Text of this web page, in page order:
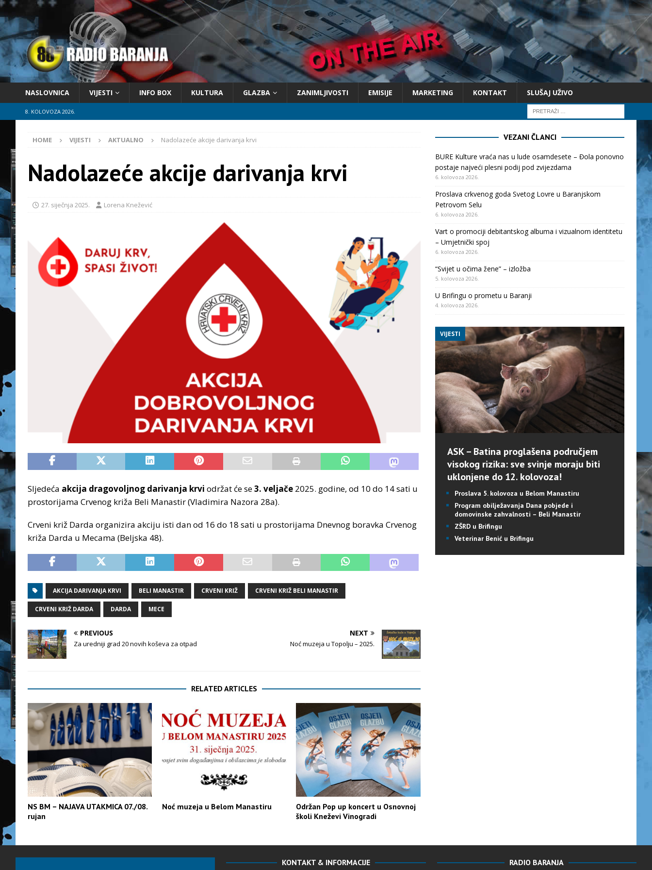
NASLOVNICA VIJESTI INFO BOX KULTURA GLAZBA ZANIMLJIVOSTI EMISIJE MARKETING KONTAKT SLUŠAJ UŽIVO
8. KOLOVOZA 2026.
HOME VIJESTI AKTUALNO Nadolazeće akcije darivanja krvi
Nadolazeće akcije darivanja krvi
27. siječnja 2025. Lorena Knežević
Sljedeća akcija dragovoljnog darivanja krvi održat će se3. veljače 2025. godine, od 10 do 14 sati u
prostorijama Crvenog križa Beli Manastir (Vladimira Nazora 28a).
Crveni križ Darda organizira akciju isti dan od 16 do 18 sati u prostorijama Dnevnog boravka Crvenog
križa Darda u Mecama (Beljska 48).
AKCIJA DARIVANJA KRVI BELI MANASTIR CRVENI KRIŽ CRVENI KRIŽ BELI MANASTIR
CRVENI KRIŽ DARDA DARDA MECE
PREVIOUS
Za uredniji grad 20 novih koševa za otpad
NEXT
Noć muzeja u Topolju – 2025.
RELATED ARTICLES
NS BM – NAJAVA UTAKMICA 07./08.
rujan
Noć muzeja u Belom Manastiru
Održan Pop up koncert u Osnovnoj
školi Kneževi Vinogradi
VEZANI ČLANCI
BURE Kulture vraća nas u lude osamdesete – Đola ponovno
postaje najveći plesni podij pod zvijezdama
6. kolovoza 2026.
Proslava crkvenog goda Svetog Lovre u Baranjskom
Petrovom Selu
6. kolovoza 2026.
Vart o promociji debitantskog albuma i vizualnom identitetu
– Umjetnički spoj
6. kolovoza 2026.
“Svijet u očima žene” – izložba
5. kolovoza 2026.
U Brifingu o prometu u Baranji
4. kolovoza 2026.
VIJESTI
ASK – Batina proglašena područjem
visokog rizika: sve svinje moraju biti
uklonjene do 12. kolovoza!
Proslava 5. kolovoza u Belom Manastiru
Program obilježavanja Dana pobjede i
domovinske zahvalnosti – Beli Manastir
ZŠRD u Brifingu
Veterinar Benić u Brifingu
KONTAKT & INFORMACIJE RADIO BARANJA